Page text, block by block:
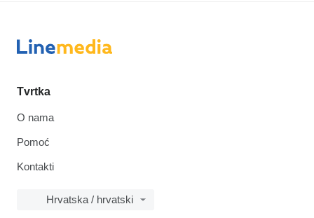
Tvrtka
O nama
Pomoć
Kontakti
Hrvatska / hrvatski